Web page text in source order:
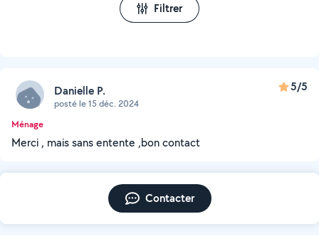
Filtrer
Danielle P.
posté le 15 déc. 2024
5/5
Ménage
Merci , mais sans entente ,bon contact
Contacter